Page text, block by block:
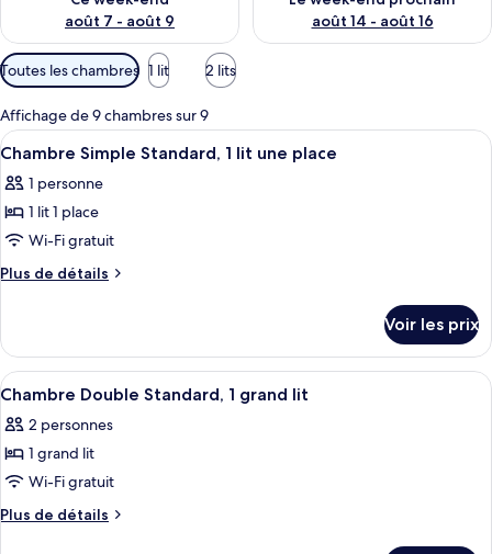
août 7 - août 9
août 14 - août 16
Filtres
disponibles
pour
les
chambres
Toutes les chambres 1 lit 2 lits
Affichage de 9 chambres sur 9
Afficher
toutes
les
photos
pour
ce
chambre :
Chambre
Simple
Standard,
1
lit
une
place
Une chambre d’hôtel avec un lit,
3
Chambre Simple Standard, 1 lit une place
1 personne
1 lit 1 place
Wi-Fi gratuit
Plus de détails
Plus
le
type
de
Chambre
Simple
lit
une
Voir les prix
Afficher
toutes
les
photos
pour
ce
Une chambre d’hôtel comprenant
2
Chambre Double Standard, 1 grand lit
2 personnes
1 grand lit
Wi-Fi gratuit
Plus de détails
Plus